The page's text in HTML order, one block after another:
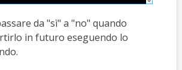
da "sì" a "no" quando
in futuro eseguendo lo